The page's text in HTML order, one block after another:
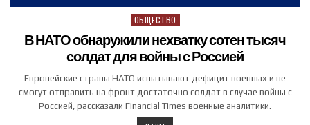
Posted in
ОБЩЕСТВО
В НАТО обнаружили нехватку сотен тысяч
солдат для войны с Россией
Европейские страны НАТО испытывают дефицит военных и не
смогут отправить на фронт достаточно солдат в случае войны с
Россией, рассказали Financial Times военные аналитики.